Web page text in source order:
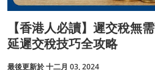
【香港人必讀】遲交稅無
延遲交稅技巧全攻略
最後更新於 十二月 03, 2024